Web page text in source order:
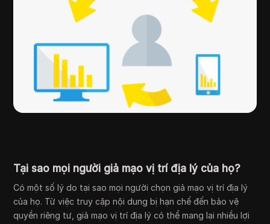
Tại sao mọi người giả mạo vị trí địa lý của họ?
Có một số lý do tại sao mọi người chọn giả mạo vị trí địa lý
của họ. Từ việc truy cập nội dung bị hạn chế đến bảo vệ
quyền riêng tư, giả mạo vị trí địa lý có thể mang lại nhiều lợi